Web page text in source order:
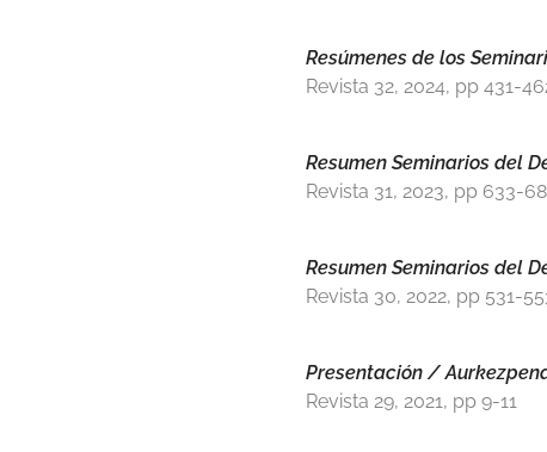
Resúmenes de los
Revista 32, 2024, pp 431-
Resumen Seminarios del
Revista 31, 2023, pp 633-
Resumen Seminarios del
Revista 30, 2022, pp 531-
Presentación /
Revista 29, 2021, pp 9-11